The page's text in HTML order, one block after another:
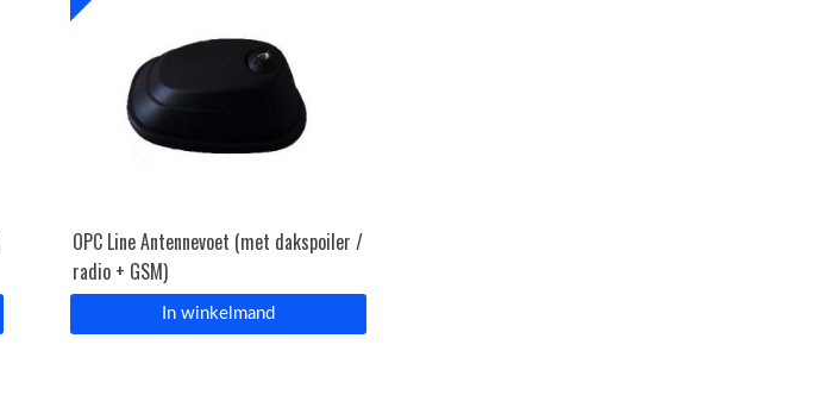
OPC Line Antennevoet (met dakspoiler /
radio + GSM)
In winkelmand